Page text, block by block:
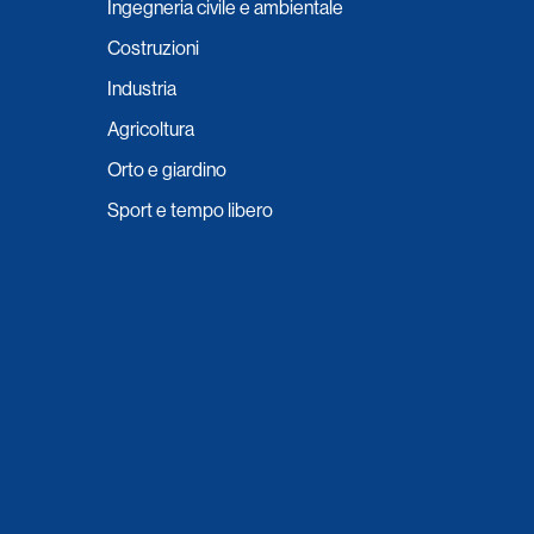
Ingegneria civile e ambientale
Costruzioni
Industria
Agricoltura
Orto e giardino
Sport e tempo libero